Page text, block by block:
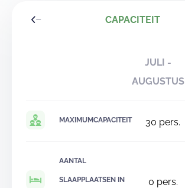
CAPACITEIT
JULI -
AUGUSTUS
MAXIMUMCAPACITEIT 30 pers.
AANTAL
SLAAPPLAATSEN IN 0 pers.